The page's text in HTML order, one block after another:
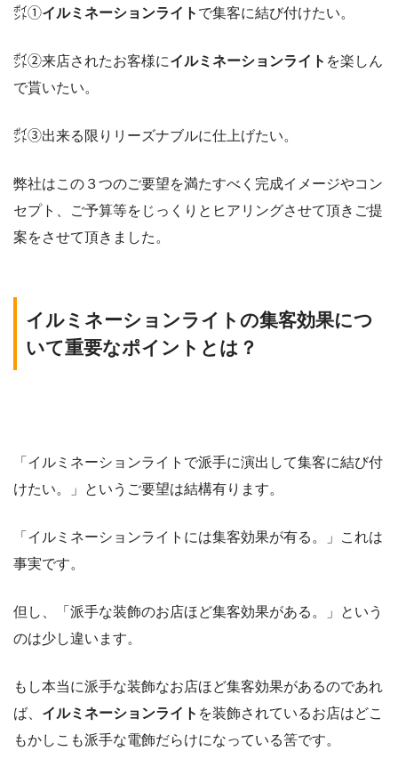
㌽①イルミネーションライト で集客に結び付けたい。
㌽②来店されたお客様にイルミネーションライト を楽しん
で貰いたい。
㌽③出来る限りリーズナブルに仕上げたい。
弊社はこの３つのご要望を満たすべく完成イメージやコン
セプト、ご予算等をじっくりとヒアリングさせて頂きご提
案をさせて頂きました。
イルミネーションライトの集客効果につ
いて重要なポイントとは？
「イルミネーションライトで派手に演出して集客に結び付
けたい。」というご要望は結構有ります。
「イルミネーションライトには集客効果が有る。」これは
事実です。
但し、「派手な装飾のお店ほど集客効果がある。」という
のは少し違います。
もし本当に派手な装飾なお店ほど集客効果があるのであれ
ば、 イルミネーションライト を装飾されているお店はどこ
もかしこも派手な電飾だらけになっている筈です。